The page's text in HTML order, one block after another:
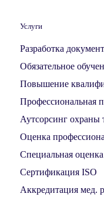
Услуги
Разработка
Обязательное
Повышение
Профессиональная
Аутсорсинг охраны
Оценка
Специальная
Сертификация ISO
Аккредитация мед.